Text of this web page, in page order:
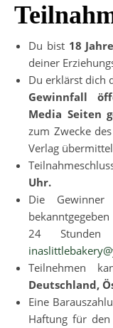
Du bist 18
deiner
Du erklärst dich
Gewinnfall
Media Seiten
zum Zwecke
Verlag
Uhr.
Die
24
Teilnehmen
Deutschland,
Eine
Haftung für